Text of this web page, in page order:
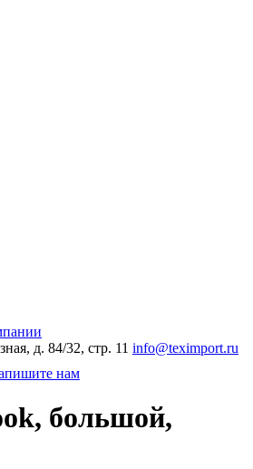
д. 84/32, стр. 11 info@teximport.ru
нам
большой,